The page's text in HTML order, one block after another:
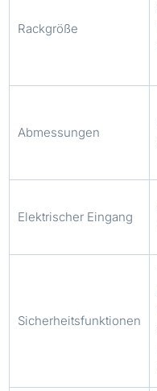
Rackgröße
Abmessungen
Elektrischer Eingang
Sicherheitsfunktionen